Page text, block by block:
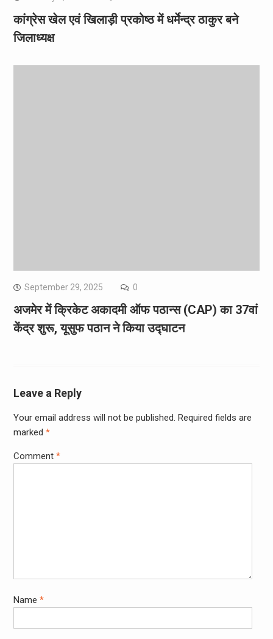
कांग्रेस खेल एवं खिलाड़ी प्रकोष्ठ में धर्मेन्द्र ठाकुर बने
जिलाध्यक्ष
September 29, 2025 0
अजमेर में क्रिकेट अकादमी ऑफ पठान्स (CAP) का 37वां
केंद्र शुरू, यूसुफ पठान ने किया उद्घाटन
Leave a Reply
Your email address will not be published. Required fields are
marked *
Comment *
Name *